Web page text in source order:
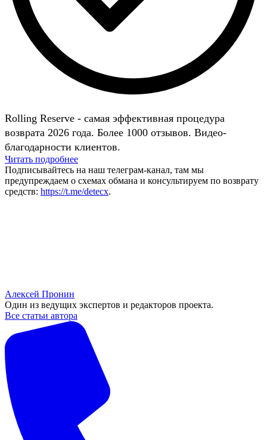
Rolling Reserve - самая эффективная процедура
возврата 2026 года. Более 1000 отзывов. Видео-
благодарности клиентов.
Читать подробнее
Подписывайтесь на наш телеграм-канал, там мы
предупреждаем о схемах обмана и консультируем по возврату
средств: https://t.me/detecx.
Алексей Пронин
Один из ведущих экспертов и редакторов проекта.
Все статьи автора